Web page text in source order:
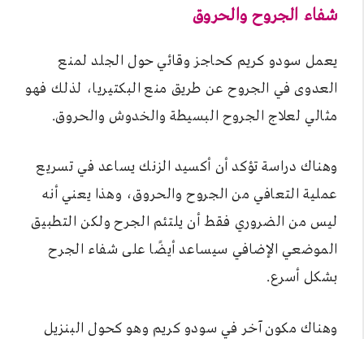
شفاء الجروح والحروق
يعمل سودو كريم كحاجز وقائي حول الجلد لمنع
العدوى في الجروح عن طريق منع البكتيريا، لذلك فهو
مثالي لعلاج الجروح البسيطة والخدوش والحروق.
وهناك دراسة تؤكد أن أكسيد الزنك يساعد في تسريع
عملية التعافي من الجروح والحروق، وهذا يعني أنه
ليس من الضروري فقط أن يلتئم الجرح ولكن التطبيق
الموضعي الإضافي سيساعد أيضًا على شفاء الجرح
بشكل أسرع.
وهناك مكون آخر في سودو كريم وهو كحول البنزيل